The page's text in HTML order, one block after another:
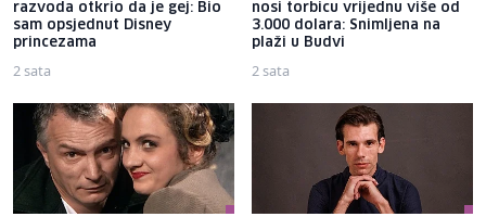
razvoda otkrio da je gej: Bio
sam opsjednut Disney
princezama
2 sata
nosi torbicu vrijednu više od
3.000 dolara: Snimljena na
plaži u Budvi
2 sata